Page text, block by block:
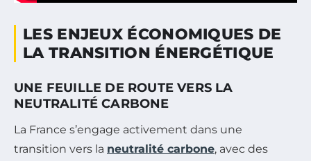
LES ENJEUX ÉCONOMIQUES DE
LA TRANSITION ÉNERGÉTIQUE
UNE FEUILLE DE ROUTE VERS LA
NEUTRALITÉ CARBONE
La France s’engage activement dans une
transition vers la neutralité carbone, avec des